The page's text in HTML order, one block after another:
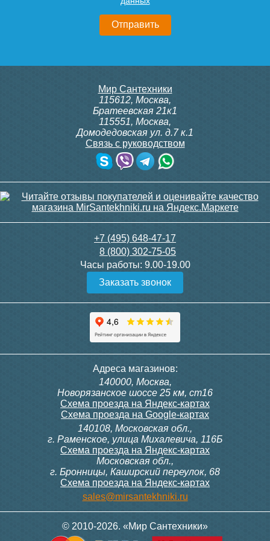
Конвектор ITT.080.200.1300
с решеткой GRILL.SGA-20-
30 665
Конвектор ITT.080.200.1300
с решеткой GRILL.SGA-20-
1300 brown
Конвектор ITT.080.200.1300
с решеткой GRILL.SGW-20-
Конвектор ITT.080.200.1000
с решеткой GRILL.SGW-20-
Конвектор ITT.080.200.1000
с решеткой GRILL.SGW-20-
Конвектор ITT.080.200.900 с
решеткой GRILL.SGA-20-
21 750
Комнатный термостат
3 900
Подробнее
Контроллер Siemens RDF
600Т, 230В (врезной - кругл.
коробка, расписание, упр.с
пульта)
Подробнее
Siemens AEN 15, угловой
3 150
ITTB на DIN рейку
23 500
Мир Сантехники
115612, Москва,
Братеевская 21к1
115551, Москва,
Домодедовская ул. д.7 к.1
Связь с руководством
+7 (495) 648-47-17
8 (800) 302-75-05
Часы работы: 9.00-19.00
Заказать звонок
Адреса магазинов:
140000, Москва,
Новорязанское шоссе 25 км, ст16
Схема проезда на Яндекс-картах
Схема проезда на Google-картах
140108, Московская обл.,
г. Раменское, улица Михалевича, 116Б
Схема проезда на Яндекс-картах
Московская обл.,
г. Бронницы, Каширский переулок, 68
Схема проезда на Яндекс-картах
sales@mirsantekhniki.ru
© 2010-2026. «Мир Сантехники»